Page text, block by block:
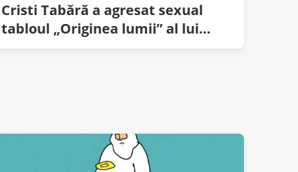
Cristi Tabără a agresat sexual
tabloul „Originea lumii” al lui
Courbet